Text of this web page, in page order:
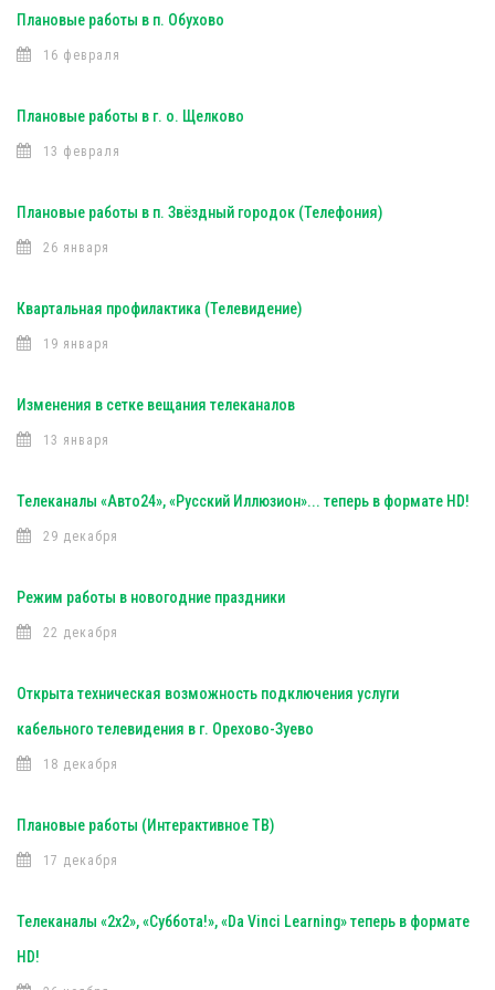
Плановые работы в п. Обухово
16 февраля
Плановые работы в г. о. Щелково
13 февраля
Плановые работы в п. Звёздный городок (Телефония)
26 января
Квартальная профилактика (Телевидение)
19 января
Изменения в сетке вещания телеканалов
13 января
Телеканалы «Авто24», «Русский Иллюзион»... теперь в формате HD!
29 декабря
Режим работы в новогодние праздники
22 декабря
Открыта техническая возможность подключения услуги
кабельного телевидения в г. Орехово-Зуево
18 декабря
Плановые работы (Интерактивное ТВ)
17 декабря
Телеканалы «2х2», «Суббота!», «Da Vinci Learning» теперь в формате
HD!